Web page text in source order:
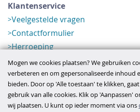
Klantenservice
Veelgestelde vragen
Contactformulier
Herroeping
Over ons
Bedrijfsgegevens
Werkwijze
Overzichten
Mogen we cookies plaatsen? We gebruiken
verbeteren en om gepersonaliseerde inhoud
bieden. Door op 'Alle toestaan' te klikken,
gebruik van alle cookies. Klik op 'Aanpassen'
wij plaatsen. U kunt op ieder moment via ons